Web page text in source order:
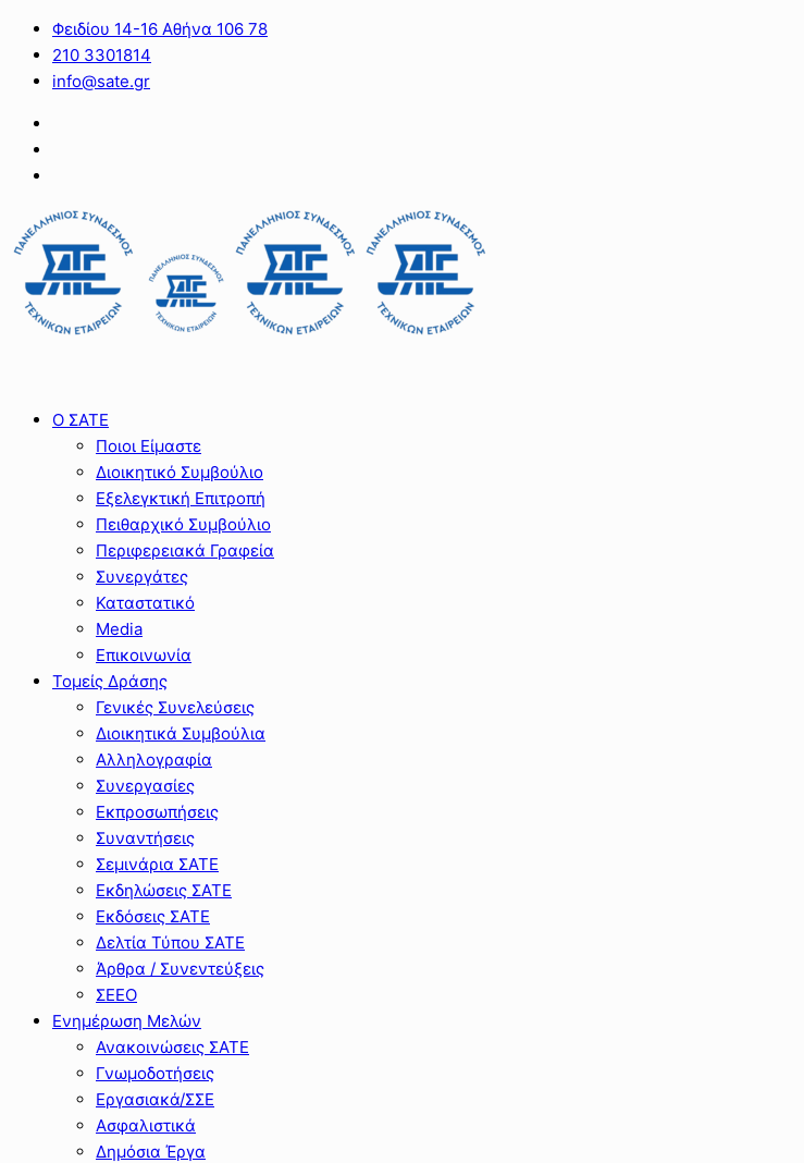
Φειδίου 14-16 Αθήνα 106 78
210 3301814
info@sate.gr
Ο ΣΑΤΕ
Ποιοι Είμαστε
Διοικητικό Συμβούλιο
Εξελεγκτική Επιτροπή
Πειθαρχικό Συμβούλιο
Περιφερειακά Γραφεία
Συνεργάτες
Καταστατικό
Media
Επικοινωνία
Τομείς Δράσης
Γενικές Συνελεύσεις
Διοικητικά Συμβούλια
Αλληλογραφία
Συνεργασίες
Εκπροσωπήσεις
Συναντήσεις
Σεμινάρια ΣΑΤΕ
Εκδηλώσεις ΣΑΤΕ
Εκδόσεις ΣΑΤΕ
Δελτία Τύπου ΣΑΤΕ
Άρθρα / Συνεντεύξεις
ΣΕΕΟ
Ενημέρωση Μελών
Ανακοινώσεις ΣΑΤΕ
Γνωμοδοτήσεις
Εργασιακά/ΣΣΕ
Ασφαλιστικά
Δημόσια Έργα